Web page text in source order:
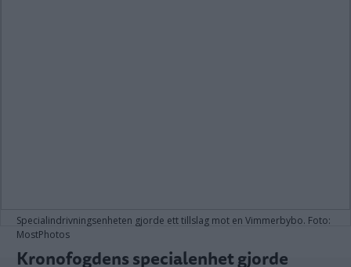
Specialindrivningsenheten gjorde ett tillslag mot en Vimmerbybo. Foto:
MostPhotos
Kronofogdens specialenhet gjorde